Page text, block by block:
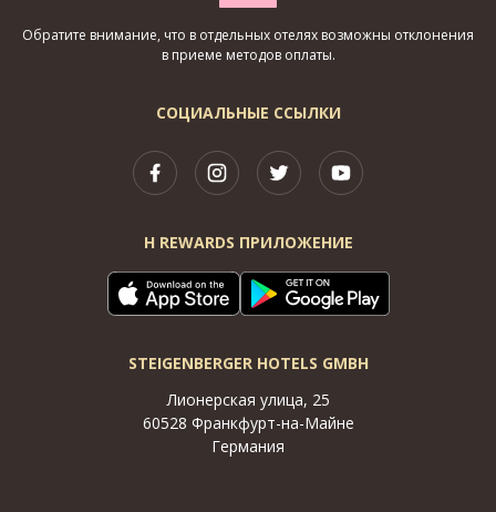
СОЦИАЛЬНЫЕ ССЫЛКИ
H REWARDS ПРИЛОЖЕНИЕ
STEIGENBERGER HOTELS GMBH
Лионерская улица, 25
60528 Франкфурт-на-Майне
Германия
Обратите внимание, что в отдельных отелях возможны отклонения
в приеме методов оплаты.